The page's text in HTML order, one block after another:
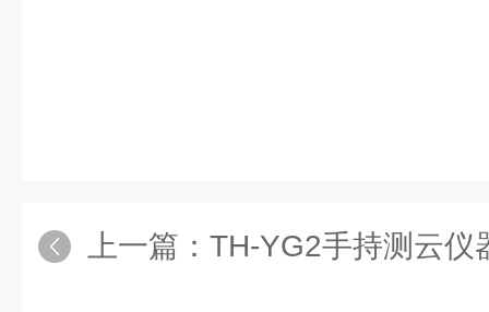
上一篇： TH-YG2手持测云仪